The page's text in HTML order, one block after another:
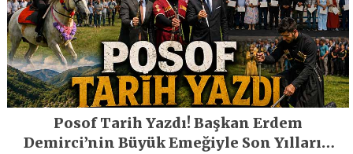
Posof Tarih Yazdı! Başkan Erdem
Demirci’nin Büyük Emeğiyle Son Yılların